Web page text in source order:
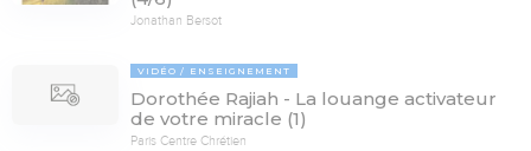
Jonathan Bersot
VIDÉO ENSEIGNEMENT
Dorothée Rajiah - La louange activateur
de votre miracle (1)
Paris Centre Chrétien